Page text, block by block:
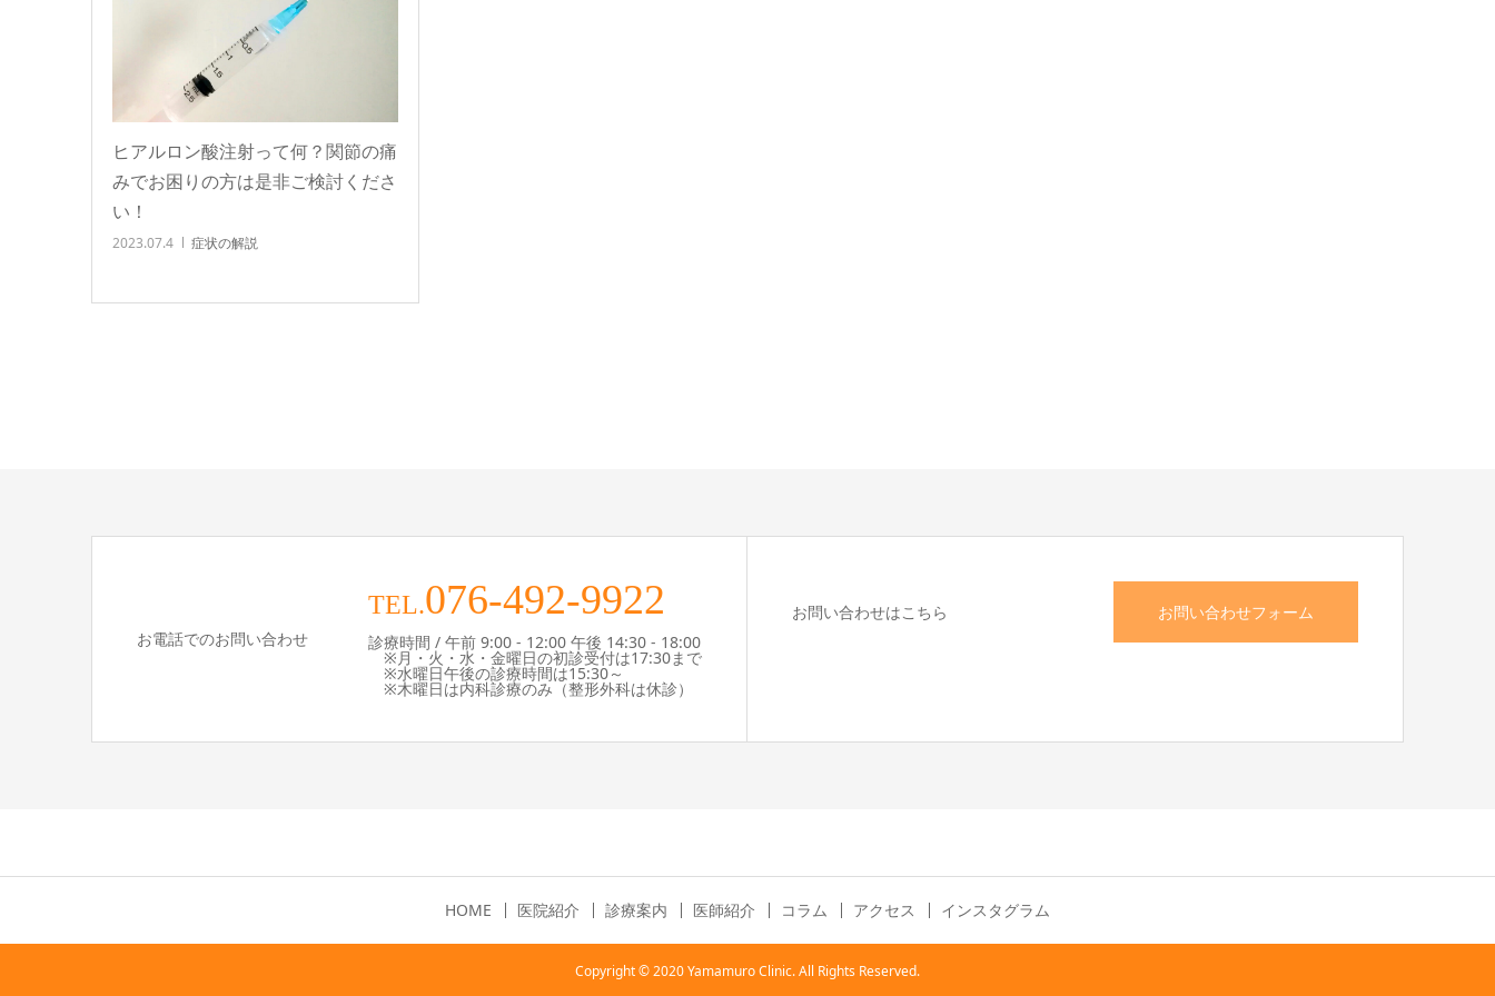
ヒアルロン酸注射って何？関節の痛
みでお困りの方は是非ご検討くださ
い！
2023.07.4 症状の解説
お電話でのお問い合わせ
TEL.076-492-9922
診療時間 / 午前 9:00 - 12:00 午後 14:30 - 18:00
※月・火・水・金曜日の初診受付は17:30まで
※水曜日午後の診療時間は15:30～
※木曜日は内科診療のみ（整形外科は休診）
お問い合わせはこちら お問い合わせフォーム
HOME 医院紹介 診療案内 医師紹介 コラム アクセス インスタグラム
Copyright © 2020 Yamamuro Clinic. All Rights Reserved.